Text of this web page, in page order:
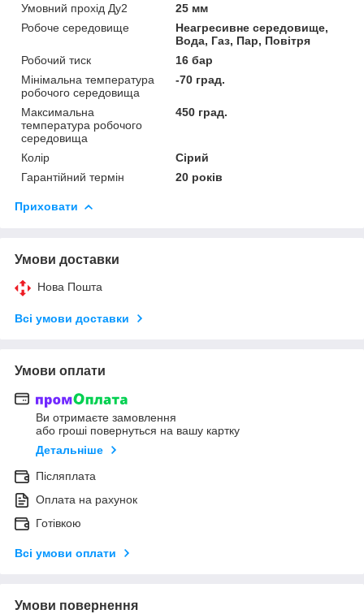
Умовний прохід Ду2
25 мм
Робоче середовище
Неагресивне середовище,
Вода, Газ, Пар, Повітря
Робочий тиск
16 бар
Мінімальна температура
робочого середовища
-70 град.
Максимальна
температура робочого
середовища
450 град.
Колір
Сірий
Гарантійний термін
20 років
Приховати
Умови доставки
Нова Пошта
Всі умови доставки
Умови оплати
Ви отримаєте замовлення
або гроші повернуться на вашу картку
Детальніше
Післяплата
Оплата на рахунок
Готівкою
Всі умови оплати
Умови повернення